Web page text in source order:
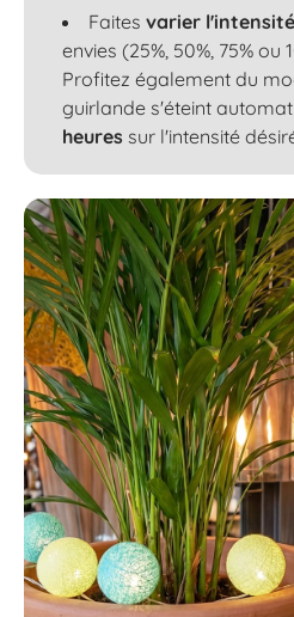
Faites varier l'intensité
envies (25%, 50%, 75% ou
Profitez également du
guirlande s'éteint
heures sur l'intensité